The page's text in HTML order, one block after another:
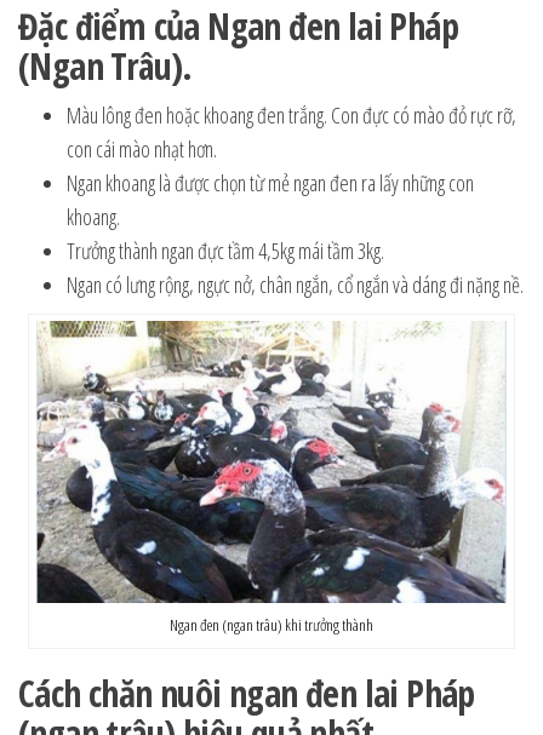
Đặc điểm của Ngan đen lai Pháp
(Ngan Trâu).
Màu lông đen hoặc khoang đen trắng. Con đực có mào đỏ rực rỡ,
con cái mào nhạt hơn.
Ngan khoang là được chọn từ mẻ ngan đen ra lấy những con
khoang.
Trưởng thành ngan đực tầm 4,5kg mái tầm 3kg.
Ngan có lưng rộng, ngực nở, chân ngắn, cổ ngắn và dáng đi nặng nề.
Ngan đen (ngan trâu) khi trưởng thành
Cách chăn nuôi ngan đen lai Pháp